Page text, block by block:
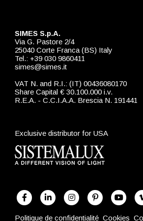
SIMES S.p.A.
Via G. Pastore 2/4
25040 Corte Franca (BS) Italy
Tel.: +39 030 9860411
simes@simes.it
VAT N. and R.I.: (IT) 00436080170
Share Capital € 30.100.000 i.v.
R.E.A. - C.C.I.A.A. Brescia N. 191441
Exclusive distributor for USA
Politique de confidentialité Cookies